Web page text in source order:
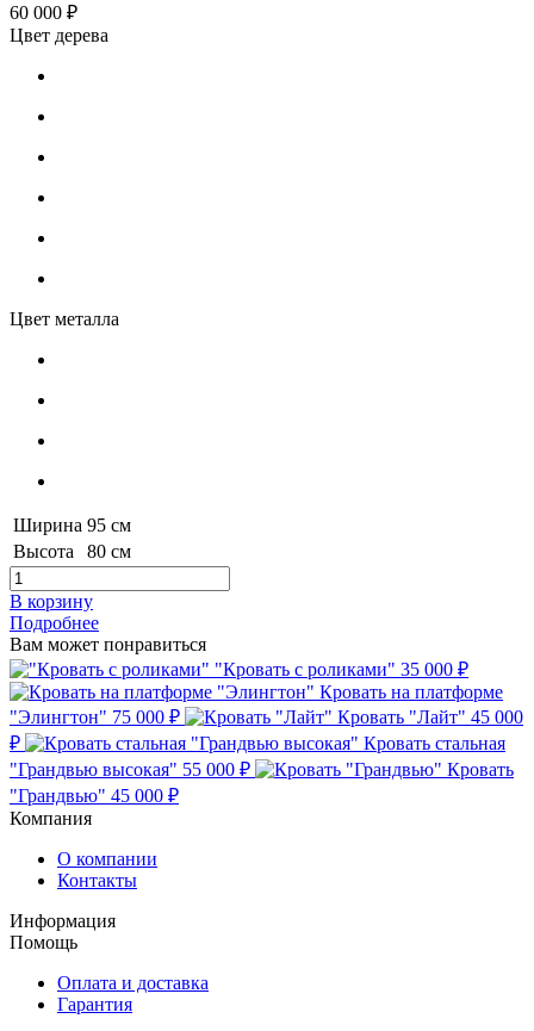
60 000 ₽
Цвет дерева
Цвет металла
Ширина 95 см
Высота
80 см
В корзину
Подробнее
Вам может понравиться
"Кровать с роликами" 35 000 ₽
Кровать на платформе
"Элингтон" 75 000 ₽ Кровать "Лайт" 45 000
₽
Кровать стальная
"Грандвью высокая" 55 000 ₽
Кровать
"Грандвью" 45 000 ₽
Компания
О компании
Контакты
Информация
Помощь
Оплата и доставка
Гарантия